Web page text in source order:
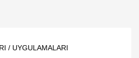
/ UYGULAMALARI